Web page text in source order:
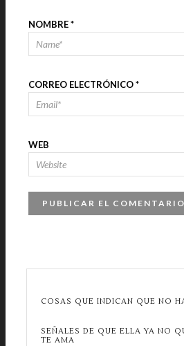
NOMBRE*
CORREO ELECTRÓNICO*
WEB
COSAS QUE INDICAN QUE NO
SEÑALES DE QUE ELLA YA NO
TE AMA